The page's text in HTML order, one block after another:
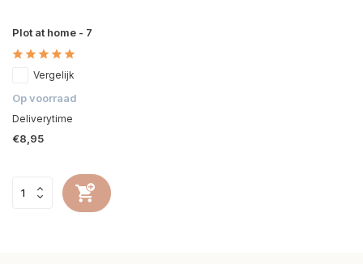
Plot at home - 7
Vergelijk
Op voorraad
Deliverytime
€8,95